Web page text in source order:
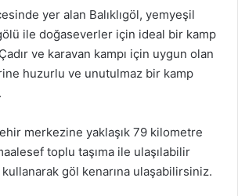
yer alan Balıklıgöl, yemyeşil
ile doğaseverler için ideal bir kamp
ve karavan kampı için uygun olan
huzurlu ve unutulmaz bir kamp
merkezine yaklaşık 79 kilometre
toplu taşıma ile ulaşılabilir
göl kenarına ulaşabilirsiniz.